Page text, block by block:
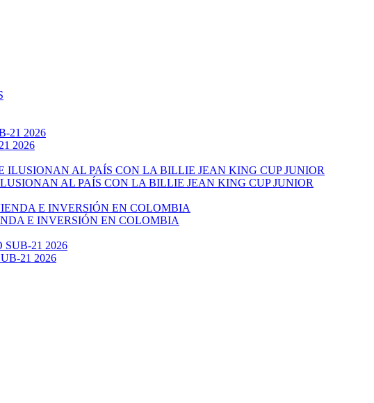
2026
AL PAÍS CON LA BILLIE JEAN KING CUP JUNIOR
E INVERSIÓN EN COLOMBIA
21 2026